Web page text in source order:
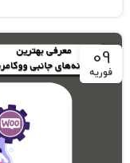
09
فوریه